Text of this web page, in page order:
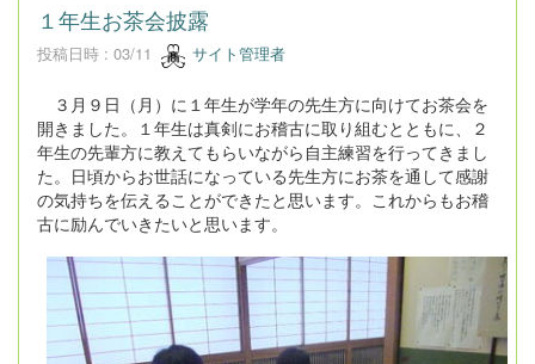
１年生お茶会披露
投稿日時 : 03/11 サイト管理者
３月９日（月）に１年生が学年の先生方に向けてお茶会を
開きました。１年生は真剣にお稽古に取り組むとともに、２
年生の先輩方に教えてもらいながら自主練習を行ってきまし
た。日頃からお世話になっている先生方にお茶を通して感謝
の気持ちを伝えることができたと思います。これからもお稽
古に励んでいきたいと思います。